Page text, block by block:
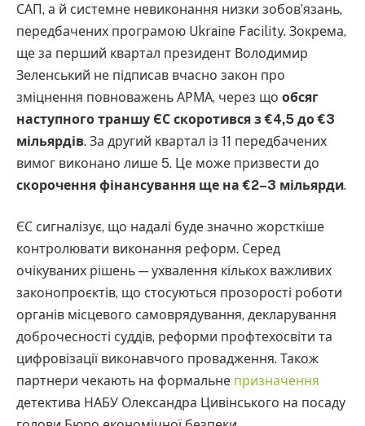
САП, а й системне невиконання низки зобов’язань,
передбачених програмою Ukraine Facility. Зокрема,
ще за перший квартал президент Володимир
Зеленський не підписав вчасно закон про
зміцнення повноважень АРМА, через що обсяг
наступного траншу ЄС скоротився з €4,5 до €3
мільярдів. За другий квартал із 11 передбачених
вимог виконано лише 5. Це може призвести до
скорочення фінансування ще на €2–3 мільярди.
ЄС сигналізує, що надалі буде значно жорсткіше
контролювати виконання реформ. Серед
очікуваних рішень — ухвалення кількох важливих
законопроєктів, що стосуються прозорості роботи
органів місцевого самоврядування, декларування
доброчесності суддів, реформи профтехосвіти та
цифровізації виконавчого провадження. Також
партнери чекають на формальне призначення
детектива НАБУ Олександра Цивінського на посаду